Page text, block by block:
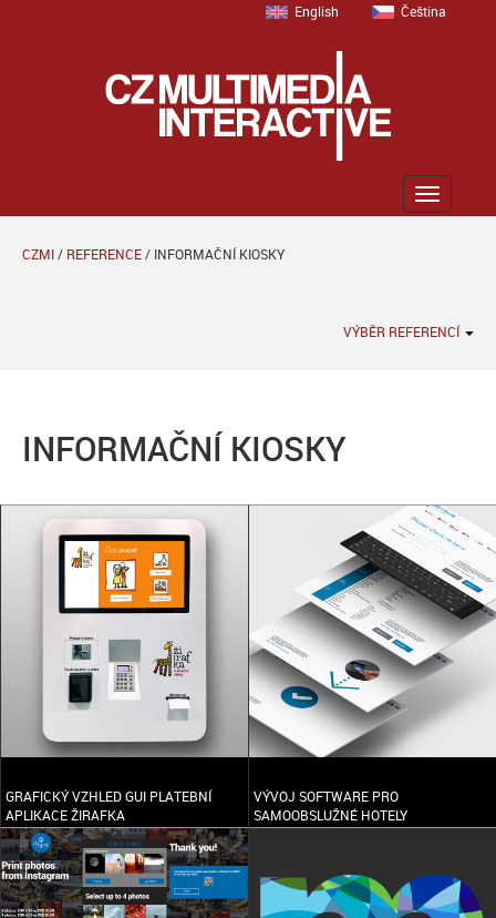
English Čeština
Zobrazit
menu
CZMI/ REFERENCE/ INFORMAČNÍ KIOSKY
VÝBĚR REFERENCÍ
INFORMAČNÍ KIOSKY
GRAFICKÝ VZHLED GUI PLATEBNÍ
APLIKACE ŽIRAFKA
VÝVOJ SOFTWARE PRO
SAMOOBSLUŽNÉ HOTELY